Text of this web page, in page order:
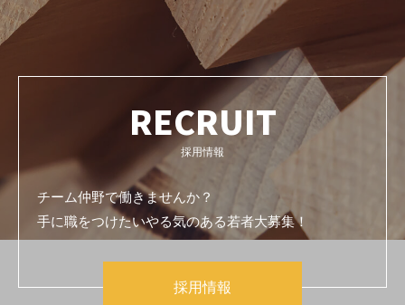
RECRUIT
採用情報
チーム仲野で働きませんか？
手に職をつけたいやる気のある若者大募集！
採用情報